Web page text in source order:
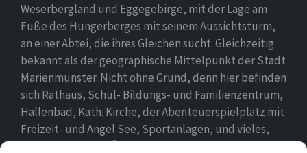
Weserbergland und Eggegebirge, mit der Lage am
Fuße des Hungerberges mit seinem Aussichtsturm,
an einer Abtei, die ihres Gleichen sucht. Gleichzeitig
bekannt als der geographische Mittelpunkt der Stadt
Marienmünster. Nicht ohne Grund, denn hier befinden
sich Rathaus, Schul- Bildungs- und Familienzentrum,
Hallenbad, Kath. Kirche, der Abenteuerspielplatz mit
Freizeit- und Angel See, Sportanlagen, und vieles,
vieles mehr. Einen Überblick findet ihr hier auf